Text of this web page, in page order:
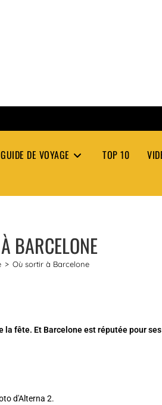
GUIDE DE VOYAGE TOP 10
BARCELONE
> Où sortir à Barcelone
la fête. Et Barcelone est réputée pour